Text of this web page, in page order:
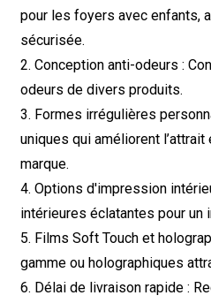
pour les foyers avec enfants,
sécurisée.
2. Conception anti-odeurs :
odeurs de divers produits.
3. Formes irrégulières
uniques qui améliorent l’attrait
marque.
4. Options d'impression
intérieures éclatantes pour un
5. Films Soft Touch et
gamme ou holographiques
6. Délai de livraison rapide :